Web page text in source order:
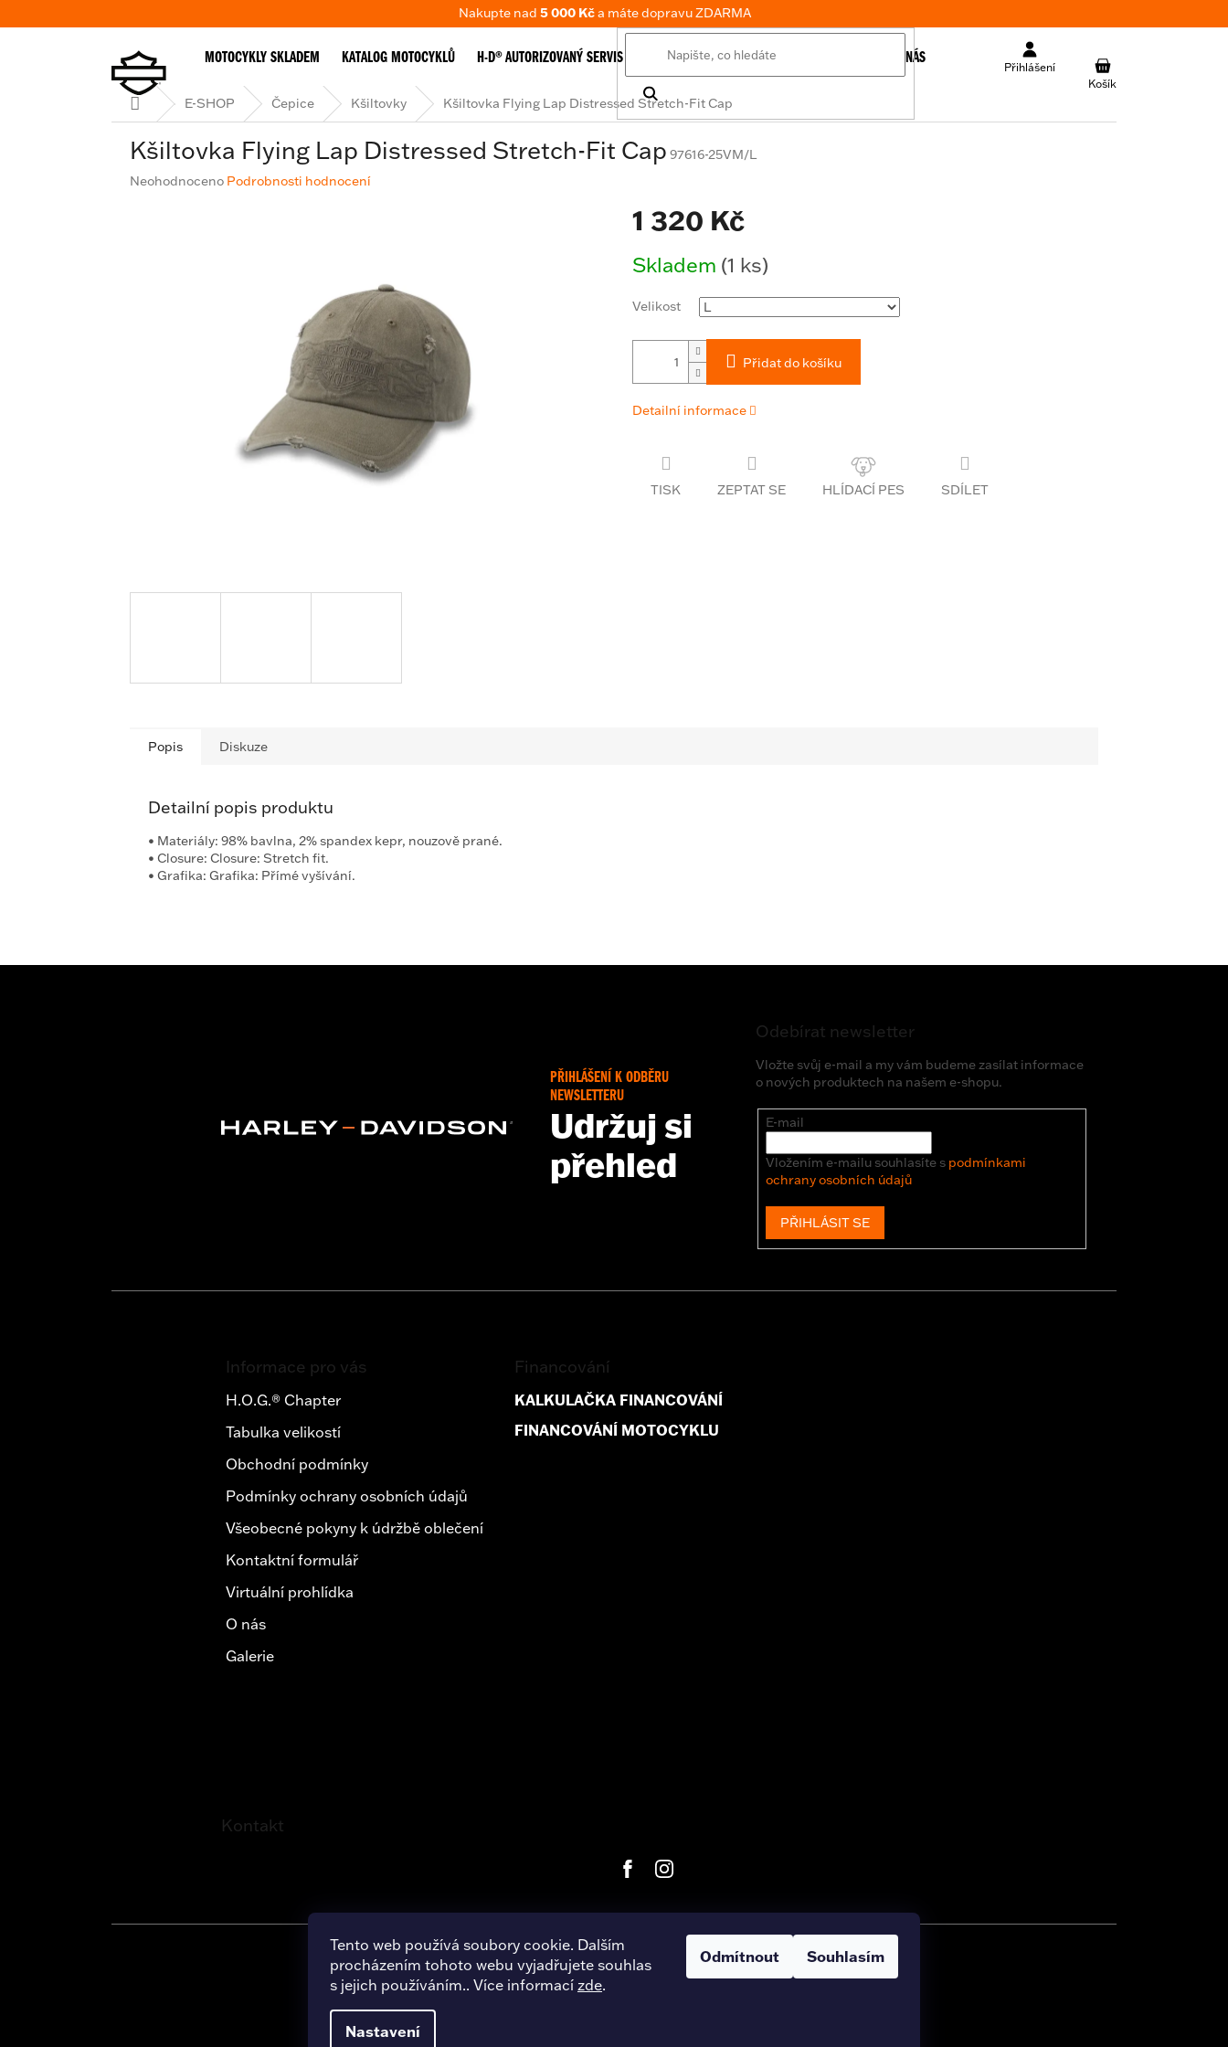
Tento web používá soubory cookie. Dalším
procházením tohoto webu vyjadřujete souhlas
s jejich používáním.. Více informací zde.
Nastavení
Odmítnout Souhlasím
na
Nakupte nad 5 000 Kča máte dopravu ZDARMA
Přihlášení
NÁKUPNÍ
KOŠÍK
MOTOCYKLY SKLADEM KATALOG MOTOCYKLŮ H-D® AUTORIZOVANÝ SERVIS E-SHOP TABULKA VELIKOSTÍ O NÁS
Domů E-SHOP Čepice Kšiltovky Kšiltovka Flying Lap Distressed Stretch-Fit Cap
Kšiltovka Flying Lap Distressed Stretch-Fit Cap 97616-25VM/L
Průměrné
Neohodnoceno Podrobnosti hodnocení
1 320 Kč
cena:
Skladem (1 ks)
Velikost
Přidat do košíku
Detailní informace
TISK ZEPTAT SE SDÍLET
Popis Diskuze
Detailní popis produktu
• Materiály: 98% bavlna, 2% spandex kepr, nouzově prané.
• Closure: Closure: Stretch fit.
• Grafika: Grafika: Přímé vyšívání.
PŘIHLÁŠENÍ K ODBĚRU
NEWSLETTERU
Udržuj si
přehled
Odebírat newsletter
Vložte svůj e-mail a my vám budeme zasílat informace
o nových produktech na našem e-shopu.
E-mail
Vložením e-mailu souhlasíte s podmínkami
ochrany osobních údajů
PŘIHLÁSIT SE
Kontakt
Informace pro vás
H.O.G.® Chapter
Tabulka velikostí
Obchodní podmínky
Podmínky ochrany osobních údajů
Všeobecné pokyny k údržbě oblečení
Kontaktní formulář
Virtuální prohlídka
O nás
Galerie
Financování
KALKULAČKA FINANCOVÁNÍ
FINANCOVÁNÍ MOTOCYKLU
Copyright 2026 Harley-Davidson Hradec Králové . Všechna práva vyhrazena.
Úpravu šablony vytvořil